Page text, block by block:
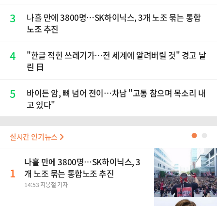
3
나흘 만에 3800명…SK하이닉스, 3개 노조 묶는 통합
노조 추진
4
"한글 적힌 쓰레기가…전 세계에 알려버릴 것" 경고 날
린 日
5
바이든 암, 뼈 넘어 전이…차남 "고통 참으며 목소리 내
고 있다"
실시간 인기뉴스 ●
1
나흘 만에 3800명…SK하이닉스, 3
개 노조 묶는 통합노조 추진
14:53 지봉철 기자